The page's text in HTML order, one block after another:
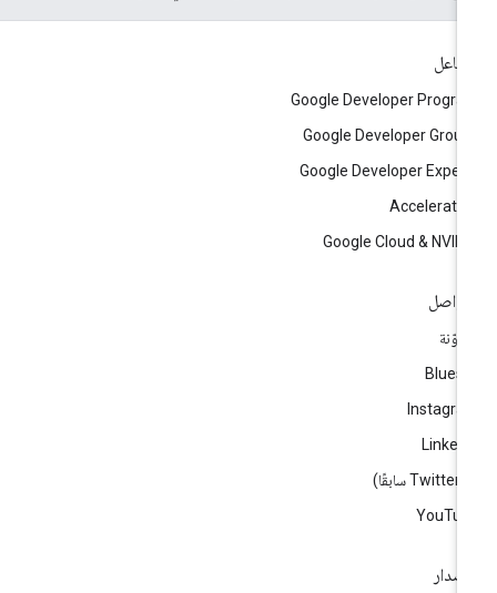
Google Developer
Google Developer
Google Developer
Google Cloud &